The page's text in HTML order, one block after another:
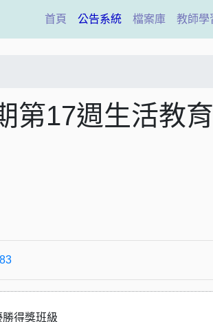
首頁(current)
公告系統 檔案庫 教師學
第17週生活教
83
得獎班級